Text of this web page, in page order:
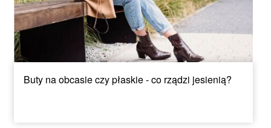
Buty na obcasie czy płaskie - co rządzi jesienią?